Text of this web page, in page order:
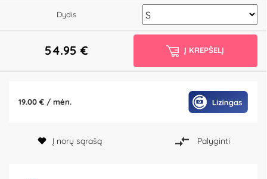
Dydis
54.95 €
19.00 € / mėn.
Į KREPŠELĮ
Į norų sąrašą Palyginti